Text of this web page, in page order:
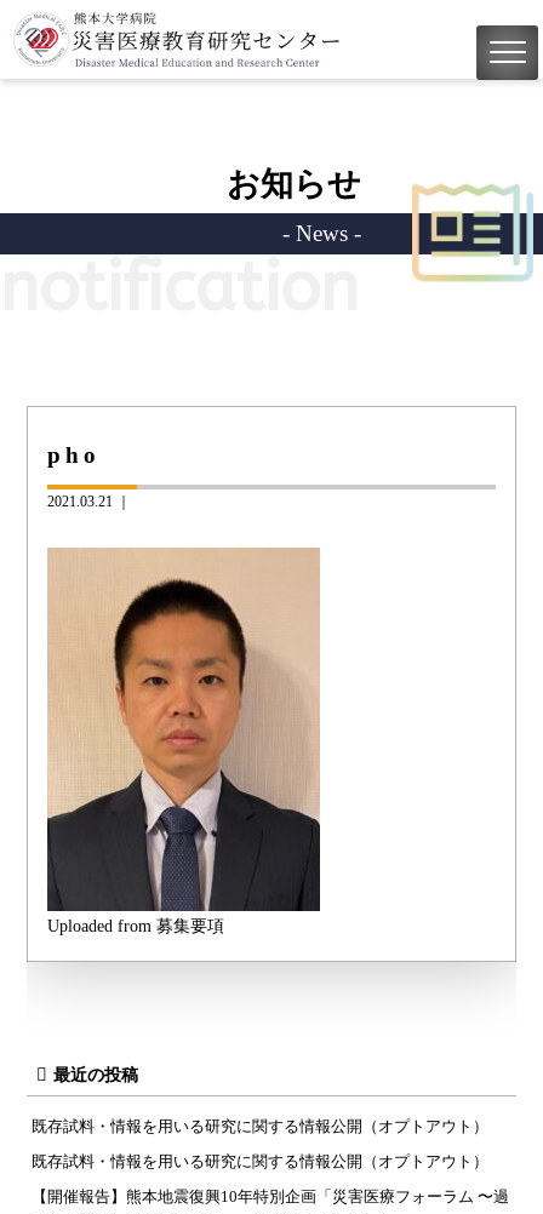
お知らせ
- News -
pho
2021.03.21 ｜
Uploaded from 募集要項
最近の投稿
既存試料・情報を用いる研究に関する情報公開（オプトアウト）
既存試料・情報を用いる研究に関する情報公開（オプトアウト）
【開催報告】熊本地震復興10年特別企画「災害医療フォーラム 〜過